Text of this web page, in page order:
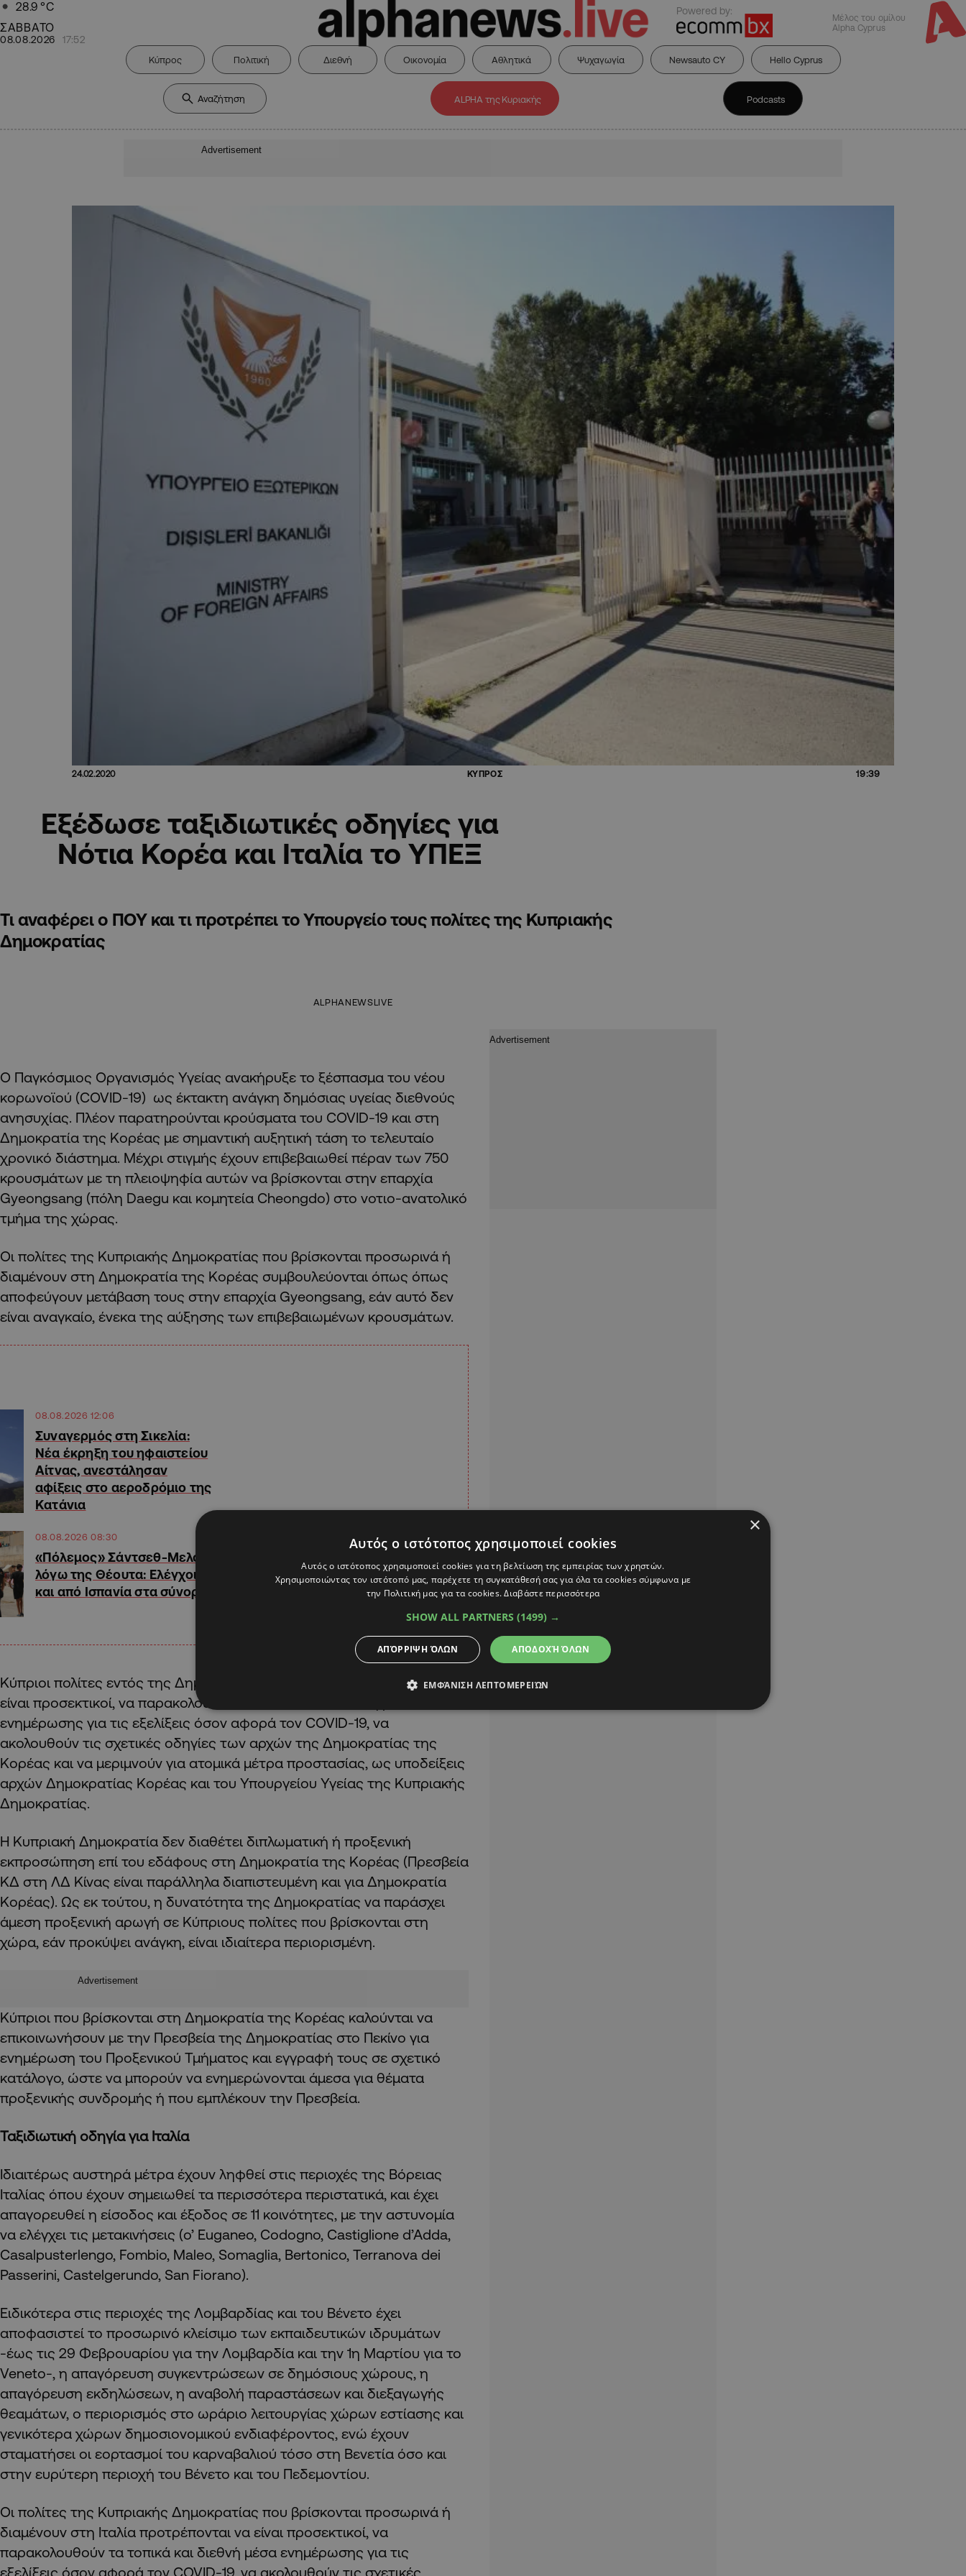
28.9 °C
ΣΑΒΒΑΤΟ
08.08.2026 17:52
Powered by:
Μέλος του ομίλου
Alpha Cyprus
Κύπρος Πολιτική Διεθνή Οικονομία Αθλητικά Ψυχαγωγία Newsauto CY Hello Cyprus
ALPHA της Κυριακής Podcasts
Advertisement
24.02.2020 ΚΥΠΡΟΣ 19:39
Εξέδωσε ταξιδιωτικές οδηγίες για
Νότια Κορέα και Ιταλία το ΥΠΕΞ
Τι αναφέρει ο ΠΟΥ και τι προτρέπει το Υπουργείο τους πολίτες της Κυπριακής
Δημοκρατίας
ALPHANEWSLIVE
Ο Παγκόσμιος Οργανισμός Υγείας ανακήρυξε το ξέσπασμα του νέου
κορωνοϊού (COVID-19) ως έκτακτη ανάγκη δημόσιας υγείας διεθνούς
ανησυχίας. Πλέον παρατηρούνται κρούσματα του COVID-19 και στη
Δημοκρατία της Κορέας με σημαντική αυξητική τάση το τελευταίο
χρονικό διάστημα. Μέχρι στιγμής έχουν επιβεβαιωθεί πέραν των 750
κρουσμάτων με τη πλειοψηφία αυτών να βρίσκονται στην επαρχία
Gyeongsang (πόλη Daegu και κομητεία Cheongdo) στο νοτιο-ανατολικό
τμήμα της χώρας.
Οι πολίτες της Κυπριακής Δημοκρατίας που βρίσκονται προσωρινά ή
διαμένουν στη Δημοκρατία της Κορέας συμβουλεύονται όπως όπως
αποφεύγουν μετάβαση τους στην επαρχία Gyeongsang, εάν αυτό δεν
είναι αναγκαίο, ένεκα της αύξησης των επιβεβαιωμένων κρουσμάτων.
08.08.2026 12:06
Συναγερμός στη Σικελία:
Νέα έκρηξη του ηφαιστείου
Αίτνας, ανεστάλησαν
αφίξεις στο αεροδρόμιο της
Κατάνια
08.08.2026 08:30
«Πόλεμος» Σάντσεθ-Μελόνι
λόγω της Θέουτα: Ελέγχοι
και από Ισπανία στα σύνορα
Κύπριοι πολίτες εντός της Δημοκρατίας της Κορέας προτρέπονται να
είναι προσεκτικοί, να παρακολουθούν τα τοπικά και διεθνή μέσα
ενημέρωσης για τις εξελίξεις όσον αφορά τον COVID-19, να
ακολουθούν τις σχετικές οδηγίες των αρχών της Δημοκρατίας της
Κορέας και να μεριμνούν για ατομικά μέτρα προστασίας, ως υποδείξεις
αρχών Δημοκρατίας Κορέας και του Υπουργείου Υγείας της Κυπριακής
Δημοκρατίας.
Η Κυπριακή Δημοκρατία δεν διαθέτει διπλωματική ή προξενική
εκπροσώπηση επί του εδάφους στη Δημοκρατία της Κορέας (Πρεσβεία
ΚΔ στη ΛΔ Κίνας είναι παράλληλα διαπιστευμένη και για Δημοκρατία
Κορέας). Ως εκ τούτου, η δυνατότητα της Δημοκρατίας να παράσχει
άμεση προξενική αρωγή σε Κύπριους πολίτες που βρίσκονται στη
χώρα, εάν προκύψει ανάγκη, είναι ιδιαίτερα περιορισμένη.
Advertisement
Κύπριοι που βρίσκονται στη Δημοκρατία της Κορέας καλούνται να
επικοινωνήσουν με την Πρεσβεία της Δημοκρατίας στο Πεκίνο για
ενημέρωση του Προξενικού Τμήματος και εγγραφή τους σε σχετικό
κατάλογο, ώστε να μπορούν να ενημερώνονται άμεσα για θέματα
προξενικής συνδρομής ή που εμπλέκουν την Πρεσβεία.
Ταξιδιωτική οδηγία για Ιταλία
Ιδιαιτέρως αυστηρά μέτρα έχουν ληφθεί στις περιοχές της Βόρειας
Ιταλίας όπου έχουν σημειωθεί τα περισσότερα περιστατικά, και έχει
απαγορευθεί η είσοδος και έξοδος σε 11 κοινότητες, με την αστυνομία
να ελέγχει τις μετακινήσεις (o’ Euganeo, Codogno, Castiglione d’Adda,
Casalpusterlengo, Fombio, Maleo, Somaglia, Bertonico, Terranova dei
Passerini, Castelgerundo, San Fiorano).
Ειδικότερα στις περιοχές της Λομβαρδίας και του Βένετο έχει
αποφασιστεί το προσωρινό κλείσιμο των εκπαιδευτικών ιδρυμάτων
-έως τις 29 Φεβρουαρίου για την Λομβαρδία και την 1η Μαρτίου για το
Veneto-, η απαγόρευση συγκεντρώσεων σε δημόσιους χώρους, η
απαγόρευση εκδηλώσεων, η αναβολή παραστάσεων και διεξαγωγής
θεαμάτων, ο περιορισμός στο ωράριο λειτουργίας χώρων εστίασης και
γενικότερα χώρων δημοσιονομικού ενδιαφέροντος, ενώ έχουν
σταματήσει οι εορτασμοί του καρναβαλιού τόσο στη Βενετία όσο και
στην ευρύτερη περιοχή του Βένετο και του Πεδεμοντίου.
Οι πολίτες της Κυπριακής Δημοκρατίας που βρίσκονται προσωρινά ή
διαμένουν στη Ιταλία προτρέπονται να είναι προσεκτικοί, να
παρακολουθούν τα τοπικά και διεθνή μέσα ενημέρωσης για τις
εξελίξεις όσον αφορά τον COVID-19, να ακολουθούν τις σχετικές
×
Αυτός ο ιστότοπος χρησιμοποιεί cookies
Αυτός ο ιστότοπος χρησιμοποιεί cookies για τη βελτίωση της εμπειρίας των χρηστών.
Χρησιμοποιώντας τον ιστότοπό μας, παρέχετε τη συγκατάθεσή σας για όλα τα cookies σύμφωνα με
την Πολιτική μας για τα cookies.Διαβάστε περισσότερα
SHOW ALL PARTNERS (1499) →
ΑΠΟΔΟΧΉ ΌΛΩΝ
ΑΠΌΡΡΙΨΗ ΌΛΩΝ
ΕΜΦΆΝΙΣΗ ΛΕΠΤΟΜΕΡΕΙΏΝ